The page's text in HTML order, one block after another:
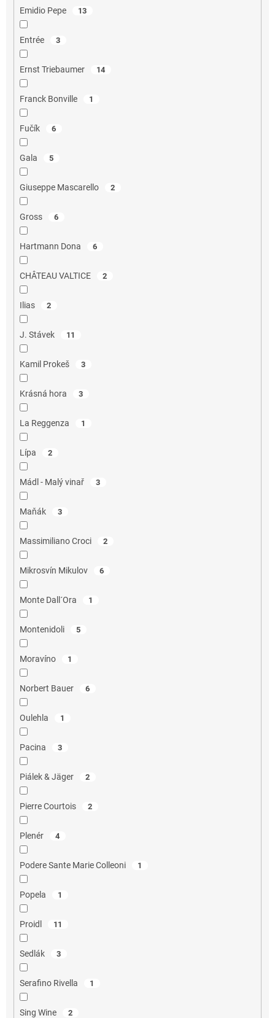
Emidio Pepe 13
Entrée 3
Ernst Triebaumer 14
Franck Bonville 1
Fučík 6
Gala 5
Giuseppe Mascarello 2
Gross 6
Hartmann Dona 6
CHÂTEAU VALTICE 2
Ilias 2
J. Stávek 11
Kamil Prokeš 3
Krásná hora 3
La Reggenza 1
Lípa 2
Mádl - Malý vinař 3
Maňák 3
Massimiliano Croci 2
Mikrosvín Mikulov 6
Monte Dall´Ora 1
Montenidoli 5
Moravíno 1
Norbert Bauer 6
Oulehla 1
Pacina 3
Piálek & Jäger 2
Pierre Courtois 2
Plenér 4
Podere Sante Marie Colleoni 1
Popela 1
Proidl 11
Sedlák 3
Serafino Rivella 1
Sing Wine 2